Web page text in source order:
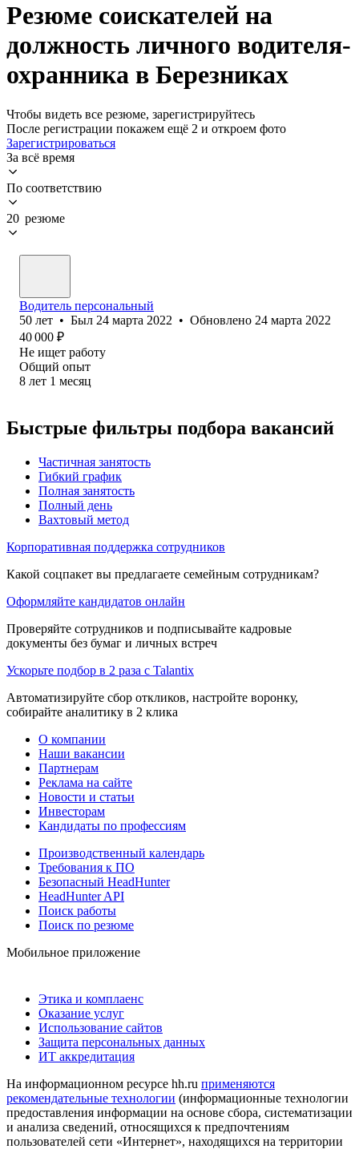
Резюме соискателей на
должность личного водителя-
охранника в Березниках
Чтобы видеть все резюме, зарегистрируйтесь
После регистрации покажем ещё 2 и откроем фото
Зарегистрироваться
За всё время
По соответствию
20 резюме
Водитель персональный
50 лет • Был 24 марта 2022 • Обновлено 24 марта 2022
40 000 ₽
Не ищет работу
Общий опыт
8 лет 1 месяц
Быстрые фильтры подбора вакансий
Частичная занятость
Гибкий график
Полная занятость
Полный день
Вахтовый метод
Корпоративная поддержка сотрудников
Какой соцпакет вы предлагаете семейным сотрудникам?
Оформляйте кандидатов онлайн
Проверяйте сотрудников и подписывайте кадровые
документы без бумаг и личных встреч
Ускорьте подбор в 2 раза с Talantix
Автоматизируйте сбор откликов, настройте воронку,
собирайте аналитику в 2 клика
О компании
Наши вакансии
Партнерам
Реклама на сайте
Новости и статьи
Инвесторам
Кандидаты по профессиям
Производственный календарь
Требования к ПО
Безопасный HeadHunter
HeadHunter API
Поиск работы
Поиск по резюме
Мобильное приложение
Этика и комплаенс
Оказание услуг
Использование сайтов
Защита персональных данных
ИТ аккредитация
На информационном ресурсе hh.ru применяются
рекомендательные технологии (информационные технологии
предоставления информации на основе сбора, систематизации
и анализа сведений, относящихся к предпочтениям
пользователей сети «Интернет», находящихся на территории